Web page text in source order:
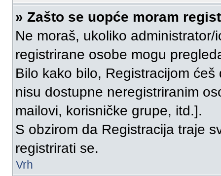
» Zašto se uopće moram
Ne moraš, ukoliko
registrirane osobe mogu
Bilo kako bilo, Registracijom
nisu dostupne neregistriranim
mailovi, korisničke grupe, itd.].
S obzirom da Registracija traje
registrirati se.
Vrh